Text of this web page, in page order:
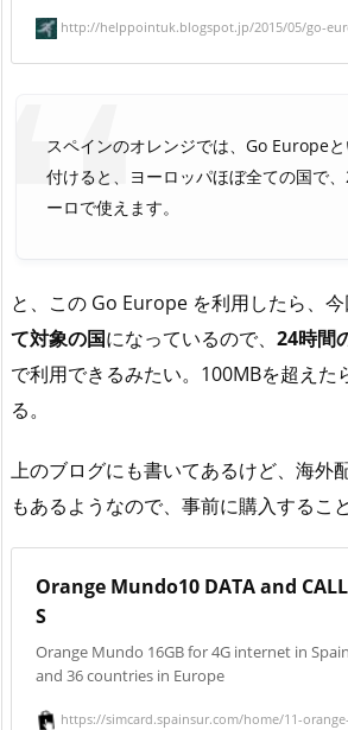
http://helppointuk.blogspot.jp/2015/05/go-
スペインのオレンジでは、Go Europe
付けると、ヨーロッパほぼ全ての国で
ーロで使えます。
と、この Go Europe を利用したら、今
て対象の国になっているので、 24時間
で利用できるみたい。100MBを超えた
る。
上のブログにも書いてあるけど、海外
もあるようなので、事前に購入するこ
Orange Mundo10 DATA and CALL
S
Orange Mundo 16GB for 4G internet in Spain
and 36 countries in Europe
https://simcard.spainsur.com/home/11-